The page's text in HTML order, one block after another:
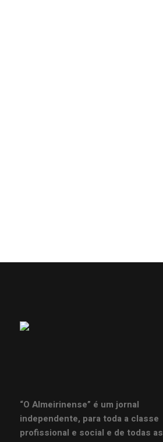
“O Almeirinense” é um jornal
independente, para toda a classe
profissional e social e de todas as